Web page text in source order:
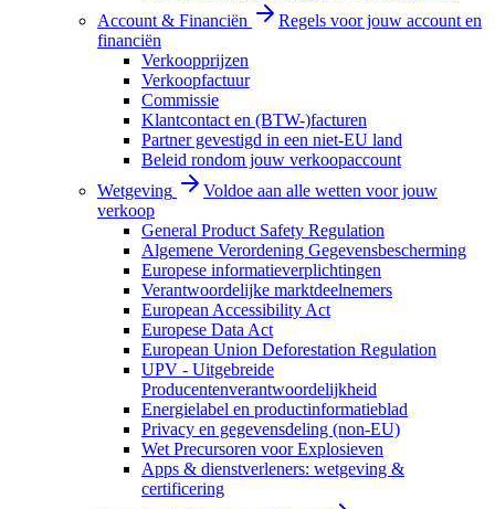
Account & Financiën
Regels voor jouw account en
financiën
Verkoopprijzen
Verkoopfactuur
Commissie
Klantcontact en (BTW-)facturen
Partner gevestigd in een niet-EU land
Beleid rondom jouw verkoopaccount
Wetgeving
Voldoe aan alle wetten voor jouw
verkoop
General Product Safety Regulation
Algemene Verordening Gegevensbescherming
Europese informatieverplichtingen
Verantwoordelijke marktdeelnemers
European Accessibility Act
Europese Data Act
European Union Deforestation Regulation
UPV - Uitgebreide
Producentenverantwoordelijkheid
Energielabel en productinformatieblad
Privacy en gegevensdeling (non-EU)
Wet Precursoren voor Explosieven
Apps & dienstverleners: wetgeving &
certificering